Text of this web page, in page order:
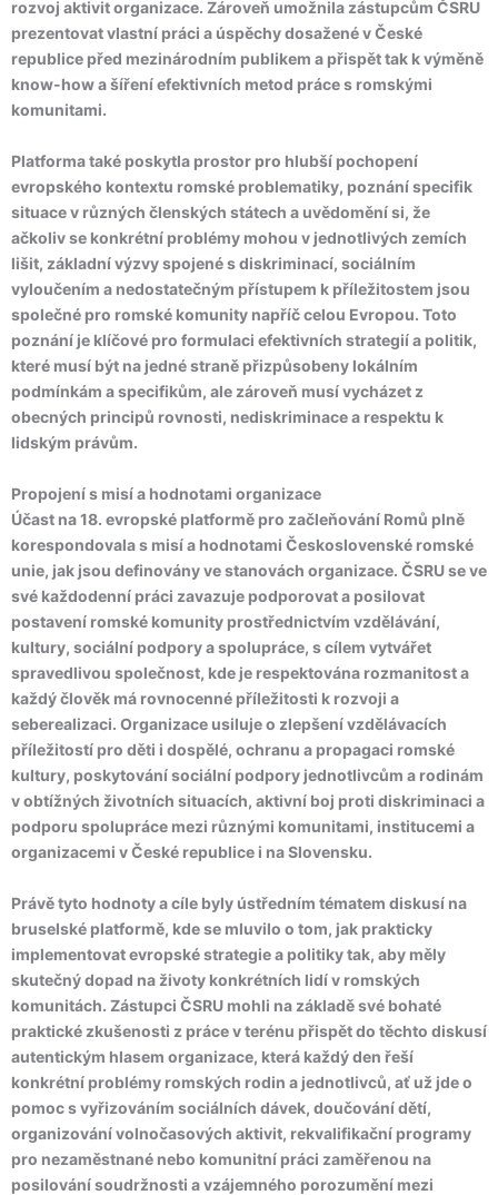
rozvoj aktivit organizace. Zároveň umožnila zástupcům ČSRU
prezentovat vlastní práci a úspěchy dosažené v České
republice před mezinárodním publikem a přispět tak k výměně
know-how a šíření efektivních metod práce s romskými
komunitami.
Platforma také poskytla prostor pro hlubší pochopení
evropského kontextu romské problematiky, poznání specifik
situace v různých členských státech a uvědomění si, že
ačkoliv se konkrétní problémy mohou v jednotlivých zemích
lišit, základní výzvy spojené s diskriminací, sociálním
vyloučením a nedostatečným přístupem k příležitostem jsou
společné pro romské komunity napříč celou Evropou. Toto
poznání je klíčové pro formulaci efektivních strategií a politik,
které musí být na jedné straně přizpůsobeny lokálním
podmínkám a specifikům, ale zároveň musí vycházet z
obecných principů rovnosti, nediskriminace a respektu k
lidským právům.
Propojení s misí a hodnotami organizace
Účast na 18. evropské platformě pro začleňování Romů plně
korespondovala s misí a hodnotami Československé romské
unie, jak jsou definovány ve stanovách organizace. ČSRU se ve
své každodenní práci zavazuje podporovat a posilovat
postavení romské komunity prostřednictvím vzdělávání,
kultury, sociální podpory a spolupráce, s cílem vytvářet
spravedlivou společnost, kde je respektována rozmanitost a
každý člověk má rovnocenné příležitosti k rozvoji a
seberealizaci. Organizace usiluje o zlepšení vzdělávacích
příležitostí pro děti i dospělé, ochranu a propagaci romské
kultury, poskytování sociální podpory jednotlivcům a rodinám
v obtížných životních situacích, aktivní boj proti diskriminaci a
podporu spolupráce mezi různými komunitami, institucemi a
organizacemi v České republice i na Slovensku.
Právě tyto hodnoty a cíle byly ústředním tématem diskusí na
bruselské platformě, kde se mluvilo o tom, jak prakticky
implementovat evropské strategie a politiky tak, aby měly
skutečný dopad na životy konkrétních lidí v romských
komunitách. Zástupci ČSRU mohli na základě své bohaté
praktické zkušenosti z práce v terénu přispět do těchto diskusí
autentickým hlasem organizace, která každý den řeší
konkrétní problémy romských rodin a jednotlivců, ať už jde o
pomoc s vyřizováním sociálních dávek, doučování dětí,
organizování volnočasových aktivit, rekvalifikační programy
pro nezaměstnané nebo komunitní práci zaměřenou na
posilování soudržnosti a vzájemného porozumění mezi